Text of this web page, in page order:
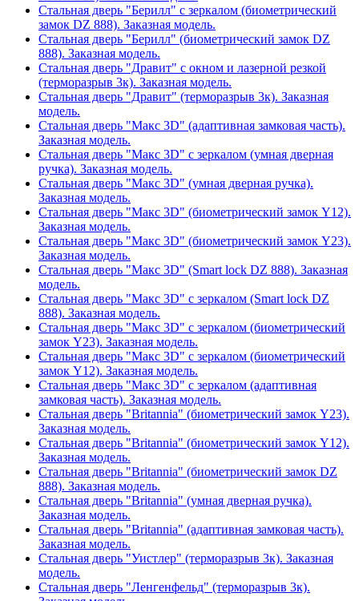
Стальная дверь "Берилл" с зеркалом (биометрический
замок DZ 888). Заказная модель.
Стальная дверь "Берилл" (биометрический замок DZ
888). Заказная модель.
Стальная дверь "Дравит" с окном и лазерной резкой
(терморазрыв 3к). Заказная модель.
Стальная дверь "Дравит" (терморазрыв 3к). Заказная
модель.
Стальная дверь "Макс 3D" (адаптивная замковая часть).
Заказная модель.
Стальная дверь "Макс 3D" с зеркалом (умная дверная
ручка). Заказная модель.
Стальная дверь "Макс 3D" (умная дверная ручка).
Заказная модель.
Стальная дверь "Макс 3D" (биометрический замок Y12).
Заказная модель.
Стальная дверь "Макс 3D" (биометрический замок Y23).
Заказная модель.
Стальная дверь "Макс 3D" (Smart lock DZ 888). Заказная
модель.
Стальная дверь "Макс 3D" с зеркалом (Smart lock DZ
888). Заказная модель.
Стальная дверь "Макс 3D" с зеркалом (биометрический
замок Y23). Заказная модель.
Стальная дверь "Макс 3D" с зеркалом (биометрический
замок Y12). Заказная модель.
Стальная дверь "Макс 3D" с зеркалом (адаптивная
замковая часть). Заказная модель.
Стальная дверь "Britannia" (биометрический замок Y23).
Заказная модель.
Стальная дверь "Britannia" (биометрический замок Y12).
Заказная модель.
Стальная дверь "Britannia" (биометрический замок DZ
888). Заказная модель.
Стальная дверь "Britannia" (умная дверная ручка).
Заказная модель.
Стальная дверь "Britannia" (адаптивная замковая часть).
Заказная модель.
Стальная дверь "Уистлер" (терморазрыв 3к). Заказная
модель.
Стальная дверь "Ленгенфельд" (терморазрыв 3к).